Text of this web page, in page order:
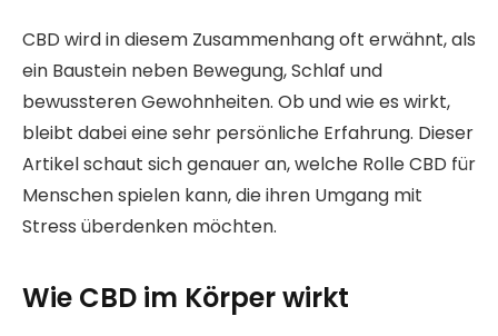
CBD wird in diesem Zusammenhang oft erwähnt, als
ein Baustein neben Bewegung, Schlaf und
bewussteren Gewohnheiten. Ob und wie es wirkt,
bleibt dabei eine sehr persönliche Erfahrung. Dieser
Artikel schaut sich genauer an, welche Rolle CBD für
Menschen spielen kann, die ihren Umgang mit
Stress überdenken möchten.
Wie CBD im Körper wirkt